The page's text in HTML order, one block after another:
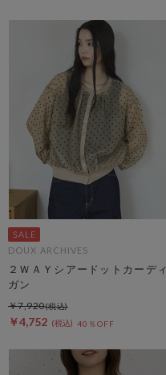
DOUX ARCHIVES
２ＷＡＹシアードットカーディ
ガン
￥4,752 40％OFF
￥7,920